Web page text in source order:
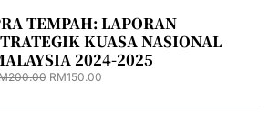
TEMPAH: LAPORAN
KUASA NASIONAL
2024-2025
200.00 RM150.00